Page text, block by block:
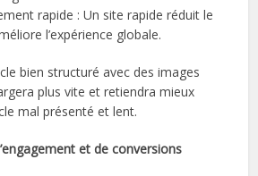
rapide : Un site rapide réduit le
l’expérience globale.
bien structuré avec des images
plus vite et retiendra mieux
mal présenté et lent.
et de conversions